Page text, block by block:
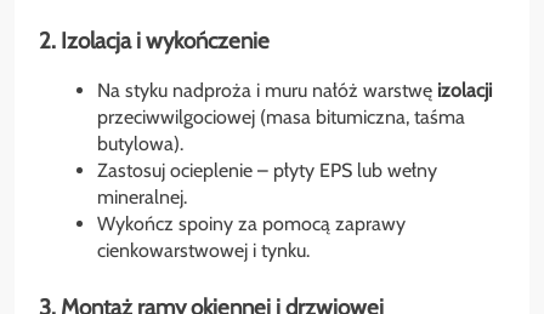
2. Izolacja i wykończenie
Na styku nadproża i muru nałóż warstwę izolacji
przeciwwilgociowej (masa bitumiczna, taśma
butylowa).
Zastosuj ocieplenie – płyty EPS lub wełny
mineralnej.
Wykończ spoiny za pomocą zaprawy
cienkowarstwowej i tynku.
3. Montażramyokiennej i drzwiowej